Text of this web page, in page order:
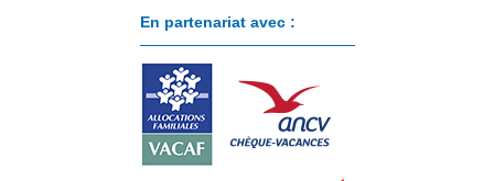
En partenariat avec :